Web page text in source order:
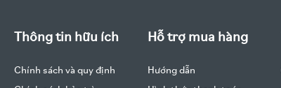
Thông tin hữu ích
Chính sách và quy định
Hỗ trợ mua hàng
Hướng dẫn